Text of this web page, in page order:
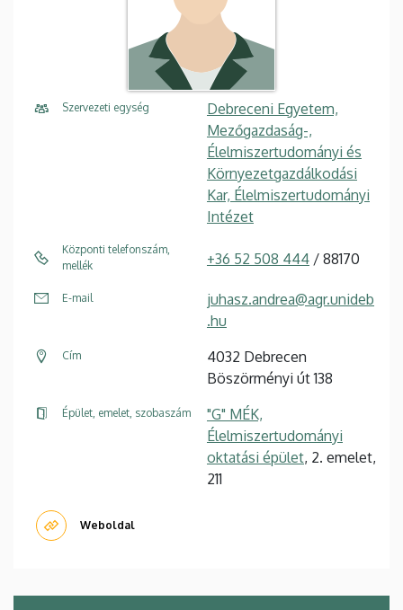
Szervezeti egység
Debreceni Egyetem,
Mezőgazdaság-,
Élelmiszertudományi és
Környezetgazdálkodási
Kar, Élelmiszertudományi
Intézet
Központi telefonszám,
mellék
+36 52 508 444 / 88170
E-mail
juhasz.andrea@agr.unideb
.hu
Cím
4032 Debrecen
Böszörményi út 138
Épület, emelet, szobaszám
"G" MÉK,
Élelmiszertudományi
oktatási épület, 2. emelet,
211
Weboldal